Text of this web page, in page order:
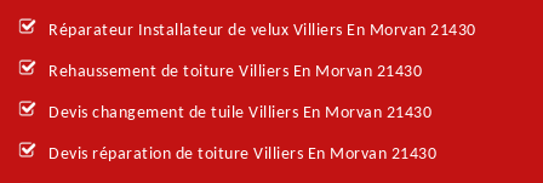
Réparateur Installateur de velux Villiers En Morvan 21430
Rehaussement de toiture Villiers En Morvan 21430
Devis changement de tuile Villiers En Morvan 21430
Devis réparation de toiture Villiers En Morvan 21430